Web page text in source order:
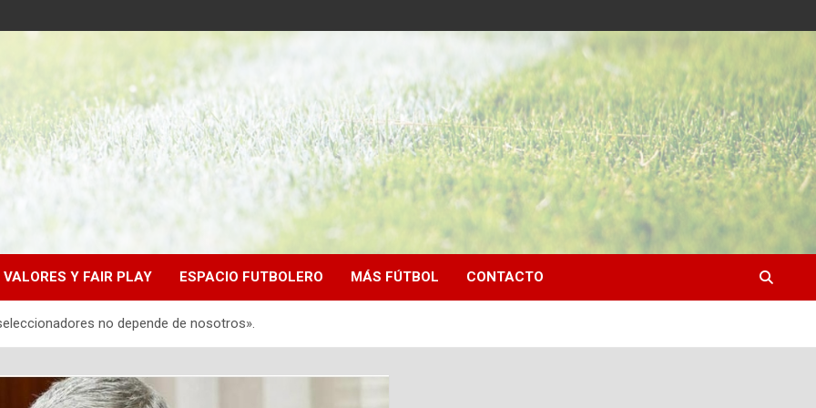
VALORES Y FAIR PLAY ESPACIO FUTBOLERO MÁS FÚTBOL CONTACTO
no depende de nosotros».